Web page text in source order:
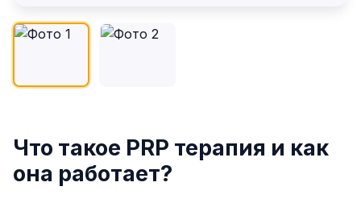
Что такое PRP терапия и как
она работает?